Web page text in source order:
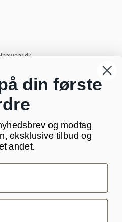
din første
og modtag
eksklusive tilbud og
andet.